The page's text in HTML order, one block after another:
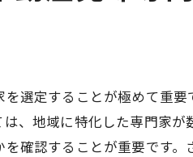
効果的な計画立案のためのヒ
不動産売却計画における優
選定することが極めて重
、地域に特化した専門家
確認することが重要です